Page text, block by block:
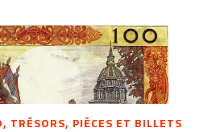
TRÉSORS, PIÈCES ET BILLETS